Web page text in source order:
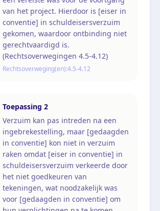
van het project. Hierdoor is [eiser in
conventie] in schuldeisersverzuim
gekomen, waardoor ontbinding niet
gerechtvaardigd is.
(Rechtsoverwegingen 4.5-4.12)
Rechtsoverweging(en):4.5-4.12
Toepassing 2
Verzuim kan pas intreden na een
ingebrekestelling, maar [gedaagden
in conventie] kon niet in verzuim
raken omdat [eiser in conventie] in
schuldeisersverzuim verkeerde door
het niet goedkeuren van
tekeningen, wat noodzakelijk was
voor [gedaagden in conventie] om